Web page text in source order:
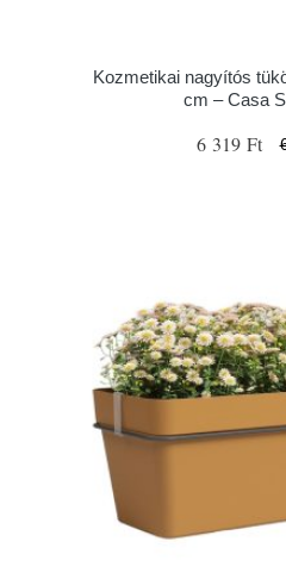
Kozmetikai nagyítós
cm – Casa
6 319 Ft